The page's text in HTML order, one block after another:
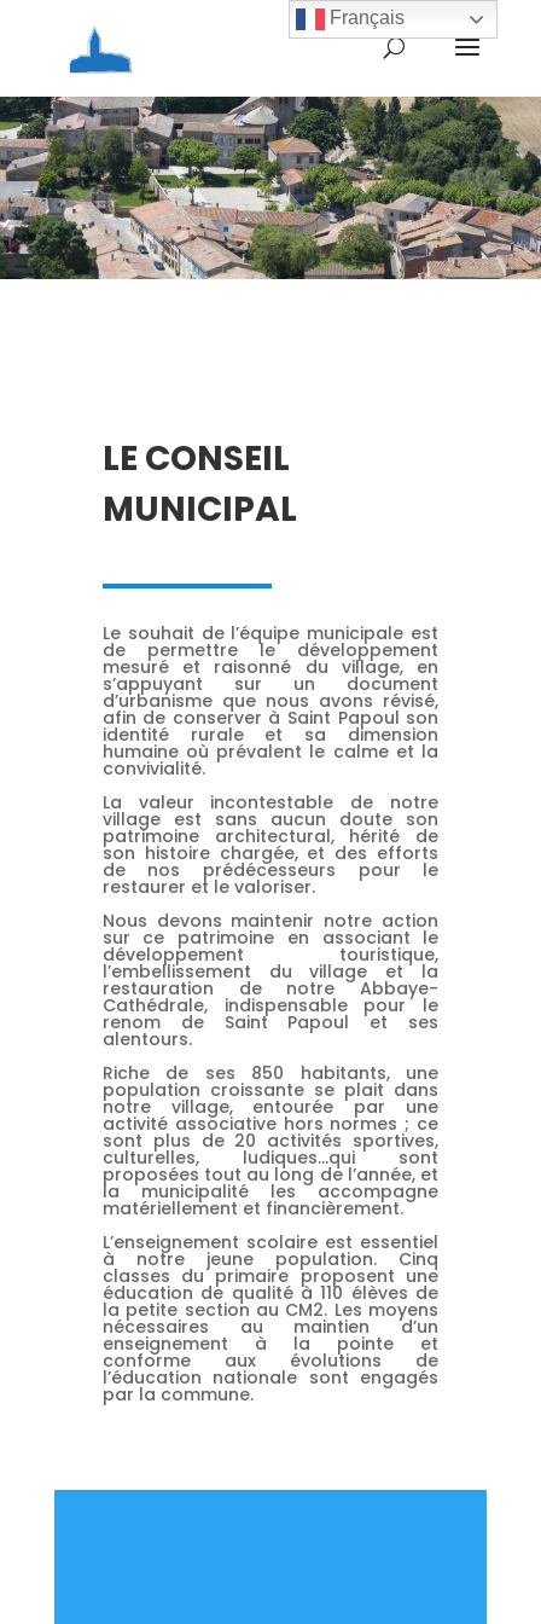
LE CONSEIL
MUNICIPAL
Le souhait de l’équipe municipale est
de permettre le développement
mesuré et raisonné du village, en
s’appuyant sur un document
d’urbanisme que nous avons révisé,
afin de conserver à Saint Papoul son
identité rurale et sa dimension
humaine où prévalent le calme et la
convivialité.
La valeur incontestable de notre
village est sans aucun doute son
patrimoine architectural, hérité de
son histoire chargée, et des efforts
de nos prédécesseurs pour le
restaurer et le valoriser.
Nous devons maintenir notre action
sur ce patrimoine en associant le
développement touristique,
l’embellissement du village et la
restauration de notre Abbaye-
Cathédrale, indispensable pour le
renom de Saint Papoul et ses
alentours.
Riche de ses 850 habitants, une
population croissante se plait dans
notre village, entourée par une
activité associative hors normes ; ce
sont plus de 20 activités sportives,
culturelles, ludiques…qui sont
proposées tout au long de l’année, et
la municipalité les accompagne
matériellement et financièrement.
L’enseignement scolaire est essentiel
à notre jeune population. Cinq
classes du primaire proposent une
éducation de qualité à 110 élèves de
la petite section au CM2. Les moyens
nécessaires au maintien d’un
enseignement à la pointe et
conforme aux évolutions de
l’éducation nationale sont engagés
par la commune.
Français